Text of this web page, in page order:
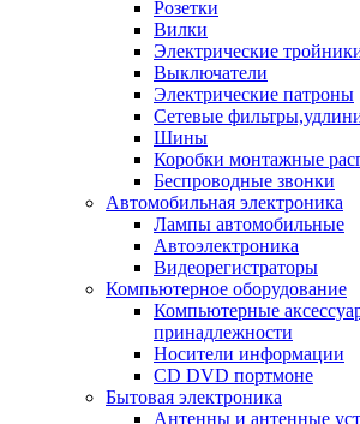
Розетки
Вилки
Электрические
Выключатели
Электрические патроны
Сетевые
Шины
Коробки монтажные
Беспроводные звонки
Автомобильная электроника
Лампы автомобильные
Автоэлектроника
Видеорегистраторы
Компьютерное оборудование
Компьютерные
принадлежности
Носители информации
CD DVD портмоне
Бытовая электроника
Антенны и антенные